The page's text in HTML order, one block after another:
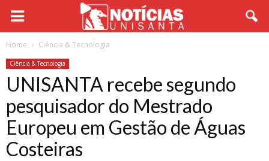
Home Ciência & Tecnologia
Ciência & Tecnologia
UNISANTA recebe segundo
pesquisador do Mestrado
Europeu em Gestão de Águas
Costeiras